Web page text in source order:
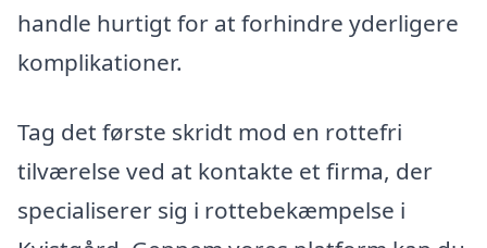
handle hurtigt for at forhindre yderligere
komplikationer.
Tag det første skridt mod en rottefri
tilværelse ved at kontakte et firma, der
specialiserer sig i rottebekæmpelse i